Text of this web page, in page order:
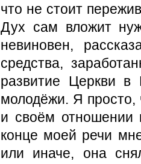
что не стоит
Дух сам вложит
невиновен,
средства,
развитие Церкви в
молодёжи. Я просто,
и своём отношении
конце моей речи
или иначе, она